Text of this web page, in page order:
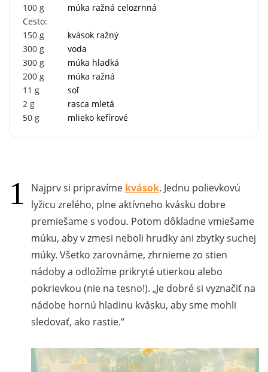
100 g
múka ražná celozrnná
Cesto:
150 g
kvások ražný
300 g
voda
300 g
múka hladká
200 g
múka ražná
11 g
soľ
2 g
rasca mletá
50 g mlieko kefírové
Najprv si pripravíme kvások. Jednu polievkovú
lyžicu zrelého, plne aktívneho kvásku dobre
premiešame s vodou. Potom dôkladne vmiešame
múku, aby v zmesi neboli hrudky ani zbytky suchej
múky. Všetko zarovnáme, zhrnieme zo stien
nádoby a odložíme prikryté utierkou alebo
pokrievkou (nie na tesno!). Je dobré si vyznačiť na
nádobe hornú hladinu kvásku, aby sme mohli
sledovať, ako rastie.